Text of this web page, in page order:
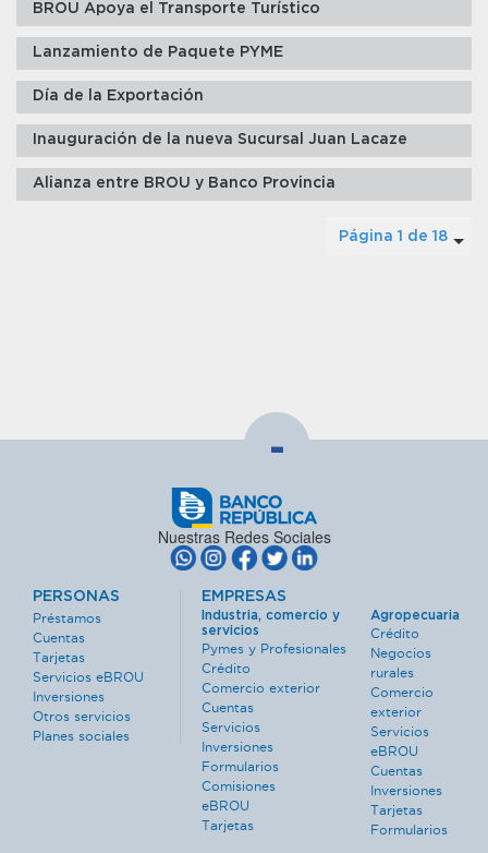
BROU Apoya el Transporte Turístico
Lanzamiento de Paquete PYME
Día de la Exportación
Inauguración de la nueva Sucursal Juan Lacaze
Alianza entre BROU y Banco Provincia
Página 1 de 18
-
Nuestras Redes Sociales
PERSONAS
Préstamos
Cuentas
Tarjetas
Servicios eBROU
Inversiones
Otros servicios
Planes sociales
EMPRESAS
Industria, comercio y
servicios
Pymes y Profesionales
Crédito
Comercio exterior
Cuentas
Servicios
Inversiones
Formularios
Comisiones
eBROU
Tarjetas
Agropecuaria
Crédito
Negocios
rurales
Comercio
exterior
Servicios
eBROU
Cuentas
Inversiones
Tarjetas
Formularios